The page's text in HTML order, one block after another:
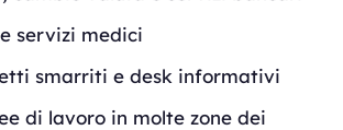
servizi medici
smarriti e desk informativi
di lavoro in molte zone dei